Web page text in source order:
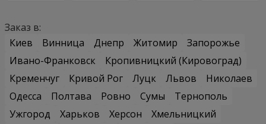
Заказ в:
Киев
Винница Днепр Житомир
Запорожье
Ивано-Франковск
Кропивницкий (Кировоград)
Кременчуг
Кривой Рог Луцк Львов
Николаев
Одесса
Полтава Ровно Сумы
Тернополь
Ужгород
Харьков Херсон
Хмельницкий